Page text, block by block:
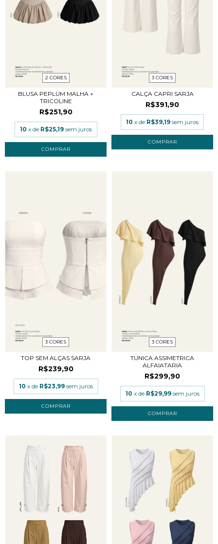
2 CORES
BLUSA PEPLUM MALHA +
TRICOLINE
R$251,90
10 x de R$25,19 sem juros
COMPRAR
3 CORES
CALÇA CAPRI SARJA
R$391,90
10 x de R$39,19 sem juros
COMPRAR
3 CORES
TOP SEM ALÇAS SARJA
R$239,90
10 x de R$23,99 sem juros
COMPRAR
3 CORES
TUNICA ASSIMETRICA
ALFAIATARIA
R$299,90
10 x de R$29,99 sem juros
COMPRAR